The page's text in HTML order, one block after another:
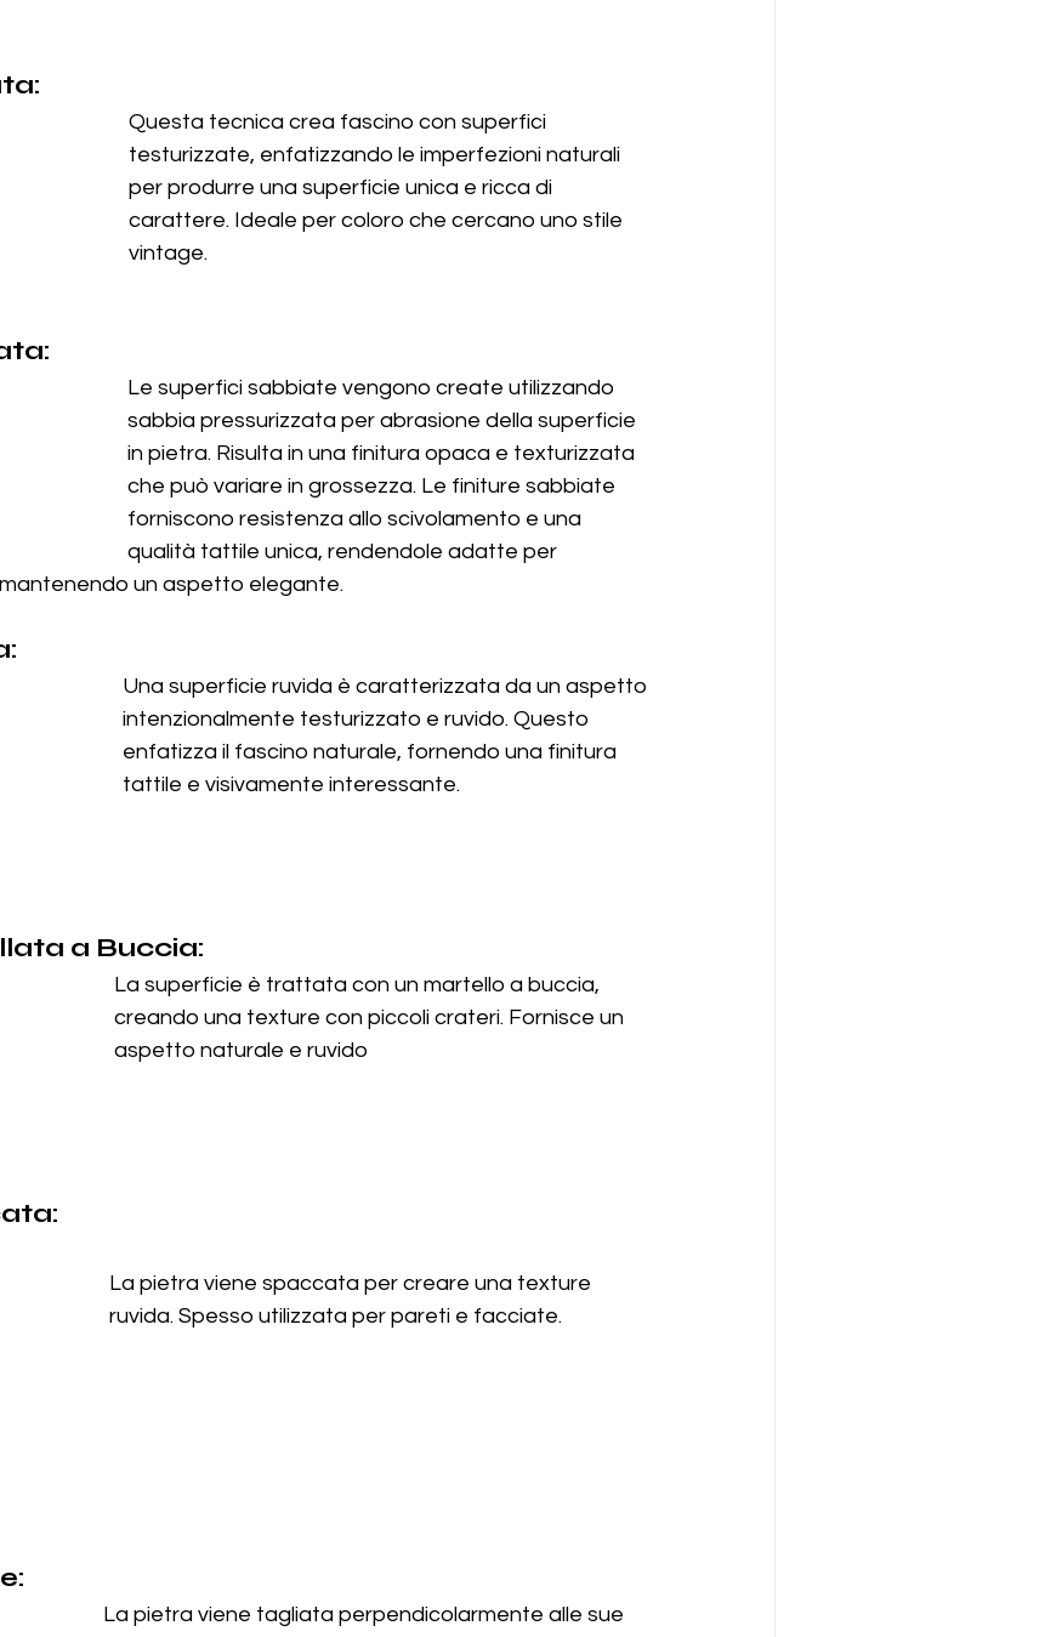
Questa tecnica crea fascino con superfici
testurizzate, enfatizzando le imperfezioni naturali
per produrre una superficie unica e ricca di
carattere. Ideale per coloro che cercano uno stile
vintage.
Le superfici sabbiate vengono create utilizzando
sabbia pressurizzata per abrasione della superficie
in pietra. Risulta in una finitura opaca e texturizzata
che può variare in grossezza. Le finiture sabbiate
forniscono resistenza allo scivolamento e una
qualità tattile unica, rendendole adatte per
un aspetto elegante.
Una superficie ruvida è caratterizzata da un aspetto
intenzionalmente testurizzato e ruvido. Questo
enfatizza il fascino naturale, fornendo una finitura
tattile e visivamente interessante.
a Buccia:
La superficie è trattata con un martello a buccia,
creando una texture con piccoli crateri. Fornisce un
aspetto naturale e ruvido
La pietra viene spaccata per creare una texture
ruvida. Spesso utilizzata per pareti e facciate.
La pietra viene tagliata perpendicolarmente alle sue